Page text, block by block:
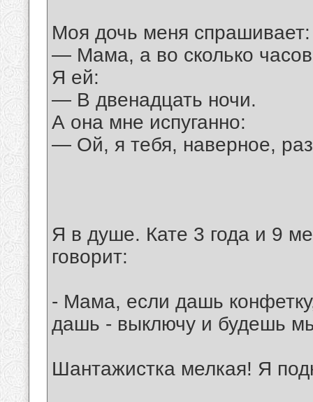
Моя дочь меня спрашивает:
— Мама, а во сколько
Я ей:
— В двенадцать ночи.
А она мне испуганно:
— Ой, я тебя, наверное,
Я в душе. Кате 3 года и 9
говорит:
- Мама, если дашь
дашь - выключу и будешь
Шантажистка мелкая! Я